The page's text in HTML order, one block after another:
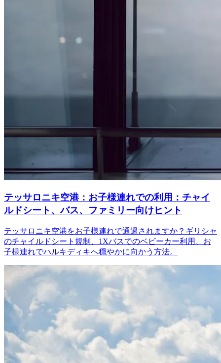
テッサロニキ空港：お子様連れでの利用：チャイ
ルドシート、バス、ファミリー向けヒント
テッサロニキ空港をお子様連れで通過されますか？ギリシャ
のチャイルドシート規制、1Xバスでのベビーカー利用、お
子様連れでハルキディキへ穏やかに向かう方法。